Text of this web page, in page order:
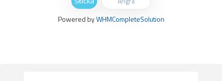
Powered byWHMCompleteSolution